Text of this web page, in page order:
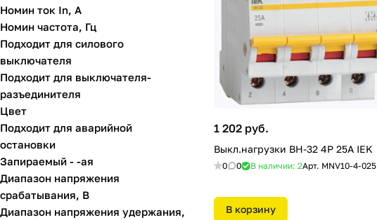
1 202 руб.
Выкл.нагрузки ВН-32 4Р 25А IEK
0 0 В наличии: 2Арт. MNV10-4-025
В корзину
Номин ток In, А
Номин частота, Гц
Подходит для силового
выключателя
Подходит для выключателя-
разъединителя
Цвет
Подходит для аварийной
остановки
Запираемый - -ая
Диапазон напряжения
срабатывания, В
Диапазон напряжения удержания,